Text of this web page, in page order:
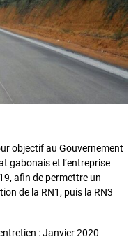
objectif au Gouvernement
gabonais et l’entreprise
afin de permettre un
de la RN1, puis la RN3
: Janvier 2020